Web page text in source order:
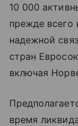
10 000
прежде всего
надежной
стран
включая
время